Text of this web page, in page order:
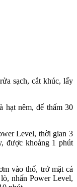
sạch, cắt khúc, lấy
hạt nêm, để thấm 30
Level, thời gian 3
được khoảng 1 phút
vào thố, trở mặt cá
nhấn Power Level,